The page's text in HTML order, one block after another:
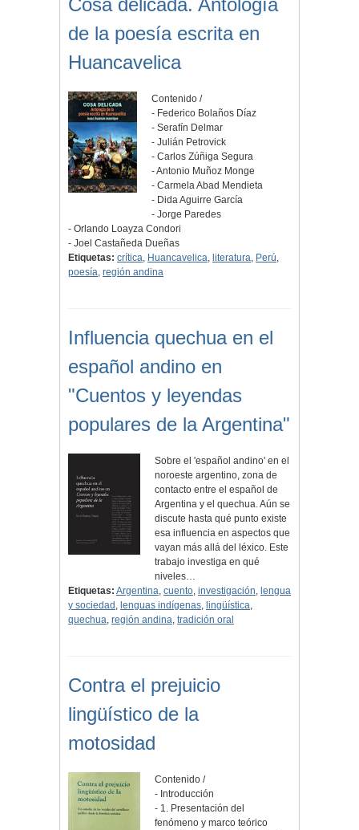
Cosa delicada. Antología
de la poesía escrita en
Huancavelica
Contenido /
- Federico Bolaños Díaz
- Serafín Delmar
- Julián Petrovick
- Carlos Zúñiga Segura
- Antonio Muñoz Monge
- Carmela Abad Mendieta
- Dida Aguirre García
- Jorge Paredes
- Orlando Loayza Condori
- Joel Castañeda Dueñas
Etiquetas: crítica, Huancavelica, literatura, Perú,
poesía, región andina
Influencia quechua en el
español andino en
"Cuentos y leyendas
populares de la Argentina"
Sobre el 'español andino' en el
noroeste argentino, zona de
contacto entre el español de
Argentina y el quechua. Aún se
discute hasta qué punto existe
esa influencia en aspectos que
vayan más allá del léxico. Este
trabajo investiga en qué
niveles…
Etiquetas: Argentina, cuento, investigación, lengua
y sociedad , lenguas indígenas, lingüística,
quechua, región andina, tradición oral
Contra el prejuicio
lingüístico de la
motosidad
Contenido /
- Introducción
- 1. Presentación del
fenómeno y marco teórico